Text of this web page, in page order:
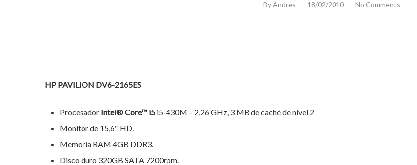
ByAndres 18/02/2010 No Comments
HP PAVILION DV6-2165ES
Procesador Intel® Core™ i5 i5-430M – 2,26 GHz, 3 MB de caché de nivel 2
Monitor de 15,6″ HD.
Memoria RAM 4GB DDR3.
Disco duro 320GB SATA 7200rpm.